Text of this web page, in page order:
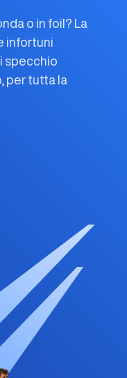
o in foil? La
infortuni
specchio
per tutta la